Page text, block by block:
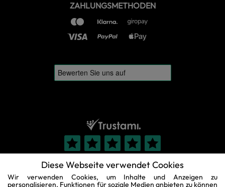
Diese Webseite verwendet Cookies
Wir verwenden Cookies, um Inhalte und Anzeigen zu
personalisieren, Funktionen für soziale Medien anbieten zu können
ZAHLUNGSMETHODEN